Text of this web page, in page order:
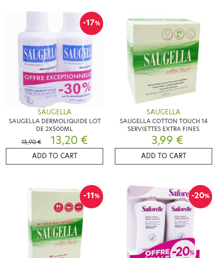
-17%
SAUGELLA
SAUGELLA DERMOLIQUIDE LOT
DE 2X500ML
15,90 €
13,20 €
ADD TO CART
SAUGELLA
SAUGELLA COTTON TOUCH 14
SERVIETTES EXTRA FINES
3,99 €
ADD TO CART
-11% -20%